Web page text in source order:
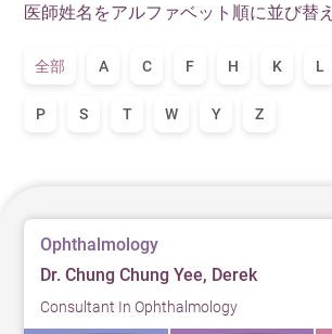
医師姓名をアルファベット順に並び替え
全部 A C F H K L
P S T W Y Z
Ophthalmology
Dr. Chung Chung Yee, Derek
Consultant In Ophthalmology